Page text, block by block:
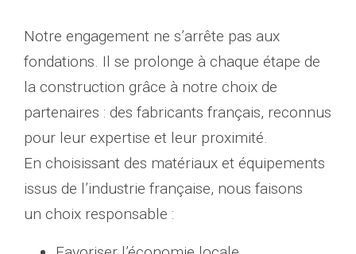
Notre engagement ne s’arrête pas aux
fondations. Il se prolonge à chaque étape de
la construction grâce à notre choix de
partenaires : des fabricants français, reconnus
pour leur expertise et leur proximité.
En choisissant des matériaux et équipements
issus de l’industrie française, nous faisons
un choix responsable :